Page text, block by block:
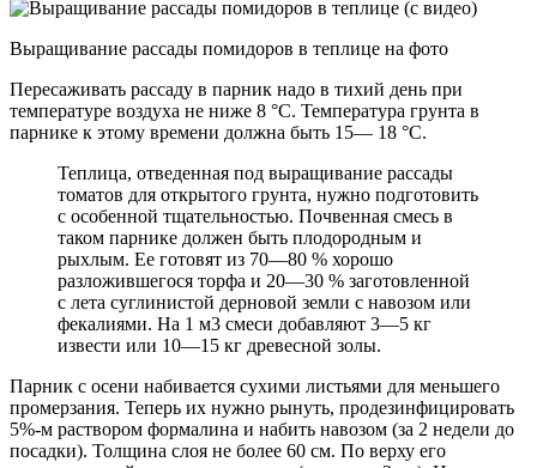
Выращивание рассады помидоров в теплице на фото
Пересаживать рассаду в парник надо в тихий день при
температуре воздуха не ниже 8 °С. Температура грунта в
парнике к этому времени должна быть 15— 18 °С.
Теплица, отведенная под выращивание рассады
томатов для открытого грунта, нужно подготовить
с особенной тщательностью. Почвенная смесь в
таком парнике должен быть плодородным и
рыхлым. Ее готовят из 70—80 % хорошо
разложившегося торфа и 20—30 % заготовленной
с лета суглинистой дерновой земли с навозом или
фекалиями. На 1 м3 смеси добавляют 3—5 кг
извести или 10—15 кг древесной золы.
Парник с осени набивается сухими листьями для меньшего
промерзания. Теперь их нужно рынуть, продезинфицировать
5%-м раствором формалина и набить навозом (за 2 недели до
посадки). Толщина слоя не более 60 см. По верху его